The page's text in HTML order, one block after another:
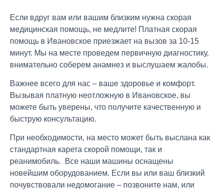
Если вдруг вам или вашим близким нужна скорая
медицинская помощь, не медлите! Платная скорая
помощь в Ивановское приезжает на вызов за 10-15
минут. Мы на месте проведем первичную диагностику,
внимательно соберем анамнез и выслушаем жалобы.
Важнее всего для нас – ваше здоровье и комфорт.
Вызывая платную неотложную в Ивановское, вы
можете быть уверены, что получите качественную и
быструю консультацию.
При необходимости, на место может быть выслана как
стандартная карета скорой помощи, так и
реанимобиль. Все наши машины оснащены
новейшим оборудованием. Если вы или ваш близкий
почувствовали недомогание – позвоните нам, или